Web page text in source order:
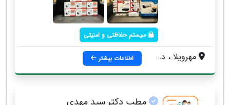
سیستم حفاظتی و امنیتی
مهرویلا ، درختی ، مابین میدان مادر و سه راه تهران ، ساختمان اشکان ، واحد 2 اطلاعات بیشتر
مطب دکتر سید مهدی